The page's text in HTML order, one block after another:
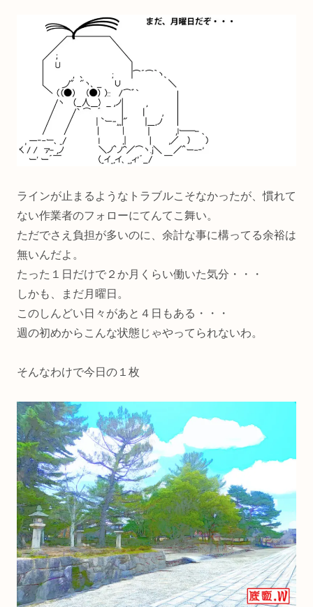
ラインが止まるようなトラブルこそなかったが、慣れて
ない作業者のフォローにてんてこ舞い。
ただでさえ負担が多いのに、余計な事に構ってる余裕は
無いんだよ。
たった１日だけで２か月くらい働いた気分・・・
しかも、まだ月曜日。
このしんどい日々があと４日もある・・・
週の初めからこんな状態じゃやってられないわ。
そんなわけで今日の１枚